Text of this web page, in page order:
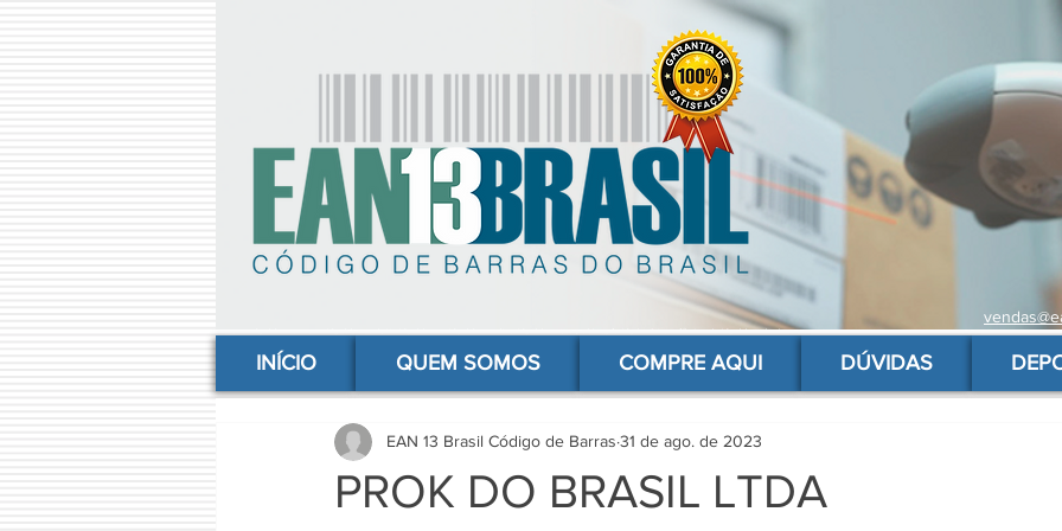
comprar codigo de barras, comprar código de barras, adquirir código de barras, código de barras online, código de barras para produtos, gs1, código brasileiro, ean 13 universal, código de barras barato
INÍCIO QUEM SOMOS COMPRE AQUI DÚVIDAS
PROK DO BRASIL LTDA
EAN 13 Brasil Código de Barras 31 de ago. de 2023